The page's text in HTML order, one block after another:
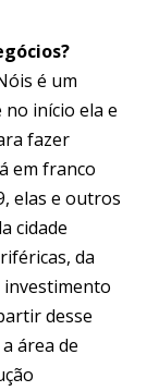
é um
no início ela e
fazer
em franco
elas e outros
cidade
da
investimento
desse
área de